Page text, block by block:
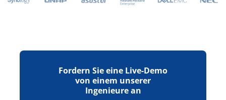
Fordern Sie eine Live-Demo
von einem unserer
Ingenieure an